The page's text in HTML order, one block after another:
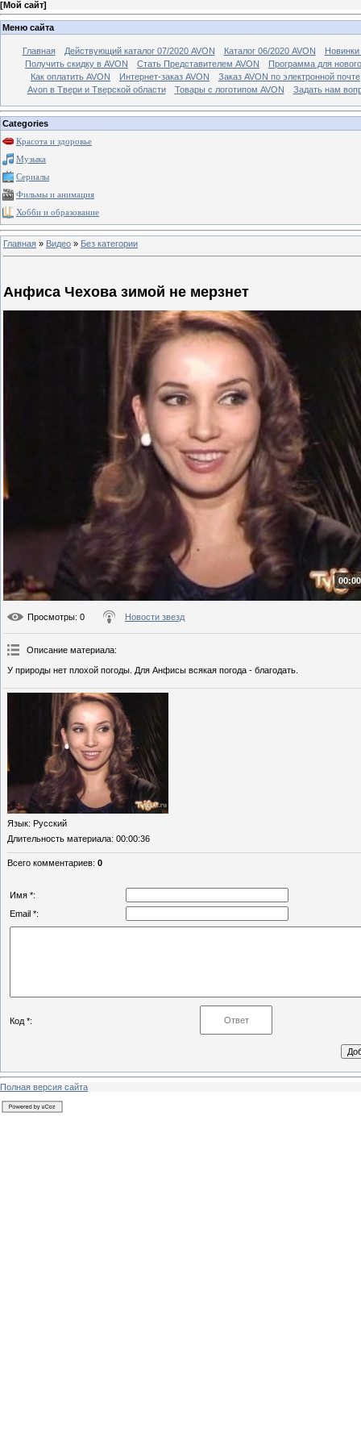
[Мой сайт]
Меню сайта
Главная Действующий каталог 07/2020 AVON Каталог 06/2020 AVON
Новинки
Получить скидку в AVON
Стать Представителем AVON
Программа для
Как оплатить AVON
Интернет-заказ AVON
Заказ AVON по электронной почте
Avon в Твери и Тверской области
Товары с логотипом AVON Задать нам
Categories
Красота и здоровье
Музыка
Сериалы
Фильмы и анимация
Хобби и образование
Главная » Видео » Без категории
Анфиса Чехова зимой не мерзнет
Просмотры: 0 Новости звезд
Описание материала:
У природы нет плохой погоды. Для Анфисы всякая погода - благодать.
Язык: Русский
Длительность материала: 00:00:36
Всего комментариев: 0
Имя *:
Email *:
Код *:
Полная версия сайта